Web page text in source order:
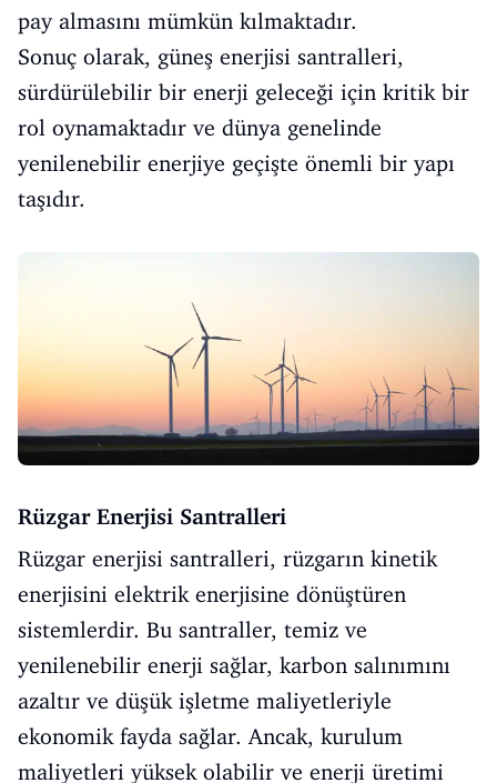
pay almasını mümkün kılmaktadır.
Sonuç olarak, güneş enerjisi santralleri,
sürdürülebilir bir enerji geleceği için kritik bir
rol oynamaktadır ve dünya genelinde
yenilenebilir enerjiye geçişte önemli bir yapı
taşıdır.
Rüzgar Enerjisi Santralleri
Rüzgar enerjisi santralleri, rüzgarın kinetik
enerjisini elektrik enerjisine dönüştüren
sistemlerdir. Bu santraller, temiz ve
yenilenebilir enerji sağlar, karbon salınımını
azaltır ve düşük işletme maliyetleriyle
ekonomik fayda sağlar. Ancak, kurulum
maliyetleri yüksek olabilir ve enerji üretimi